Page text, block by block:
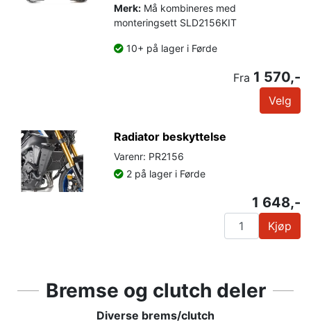
Merk: Må kombineres med
monteringsett SLD2156KIT
10+ på lager i Førde
Fra 1 570,-
Velg
Radiator beskyttelse
Varenr: PR2156
2 på lager i Førde
1 648,-
Kjøp
Bremse og clutch deler
Diverse brems/clutch